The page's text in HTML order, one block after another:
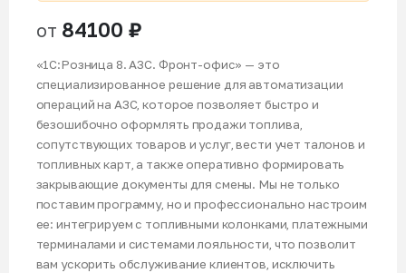
от 84100 ₽
«1С:Розница 8. АЗС. Фронт-офис» — это
специализированное решение для автоматизации
операций на АЗС, которое позволяет быстро и
безошибочно оформлять продажи топлива,
сопутствующих товаров и услуг, вести учет талонов и
топливных карт, а также оперативно формировать
закрывающие документы для смены. Мы не только
поставим программу, но и профессионально настроим
ее: интегрируем с топливными колонками, платежными
терминалами и системами лояльности, что позволит
вам ускорить обслуживание клиентов, исключить